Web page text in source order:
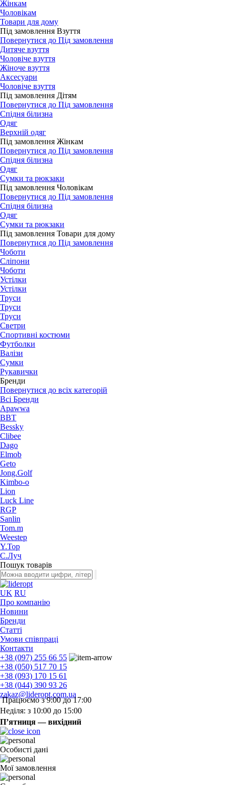
Жінкам
Чоловікам
Товари для дому
Під замовлення Взуття
Повернутися до Під замовлення
Дитяче взуття
Чоловіче взуття
Жіноче взуття
Аксесуари
Чоловіче взуття
Під замовлення Дітям
Повернутися до Під замовлення
Спідня білизна
Одяг
Верхній одяг
Під замовлення Жінкам
Повернутися до Під замовлення
Спідня білизна
Одяг
Сумки та рюкзаки
Під замовлення Чоловікам
Повернутися до Під замовлення
Спідня білизна
Одяг
Сумки та рюкзаки
Під замовлення Товари для дому
Повернутися до Під замовлення
Чоботи
Сліпони
Чоботи
Устілки
Устілки
Труси
Труси
Труси
Светри
Спортивні костюми
Футболки
Валізи
Сумки
Рукавички
Бренди
Повернутися до всіх категорій
Всі Бренди
Apawwa
BBT
Bessky
Clibee
Dago
Elmob
Geto
Jong.Golf
Kimbo-o
Lion
Luck Line
RGP
Sanlin
Tom.m
Weestep
Y.Top
С.Луч
Пошук товарів
UK RU
Про компанію
Новини
Бренди
Статті
Умови співпраці
Контакти
+38 (097) 255 66 55
+38 (050) 517 70 15
+38 (093) 170 15 61
+38 (044) 390 93 26
zakaz@lideropt.com.ua
Працюємо з 9:00 до 17:00
Неділя: з 10:00 до 15:00
П’ятниця — вихідний
Особисті дані
Мої замовлення